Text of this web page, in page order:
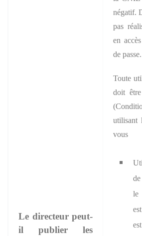
Le directeur peut-
il publier les
négatif.
pas
en
de passe.
Toute
doit
utilisant
vous
le